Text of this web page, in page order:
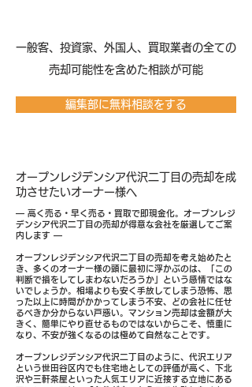
​一般客、投資家、外国人、買取業者の全ての
売却可能性を含めた相談が可能
編集部に無料相談をする
オープンレジデンシア代沢二丁目の売却を成
功させたいオーナー様へ
― 高く売る・早く売る・買取で即現金化。オープンレジ
デンシア代沢二丁目の売却が得意な会社を厳選してご案
内します ―
オープンレジデンシア代沢二丁目の売却を考え始めたと
き、多くのオーナー様の頭に最初に浮かぶのは、「この
判断で損をしてしまわないだろうか」という感情ではな
いでしょうか。相場よりも安く手放してしまう恐怖、思
った以上に時間がかかってしまう不安、どの会社に任せ
るべきか分からない戸惑い。マンション売却は金額が大
きく、簡単にやり直せるものではないからこそ、慎重に
なり、不安が強くなるのは極めて自然なことです。
オープンレジデンシア代沢二丁目のように、代沢エリア
という世田谷区内でも住宅地としての評価が高く、下北
沢や三軒茶屋といった人気エリアに近接する立地にある